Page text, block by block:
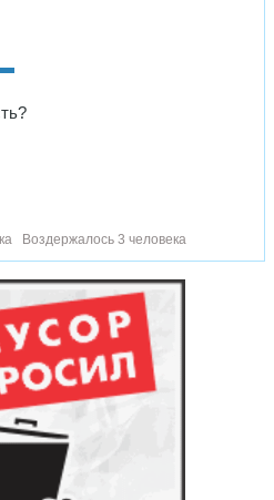
Воздержалось 3 человека